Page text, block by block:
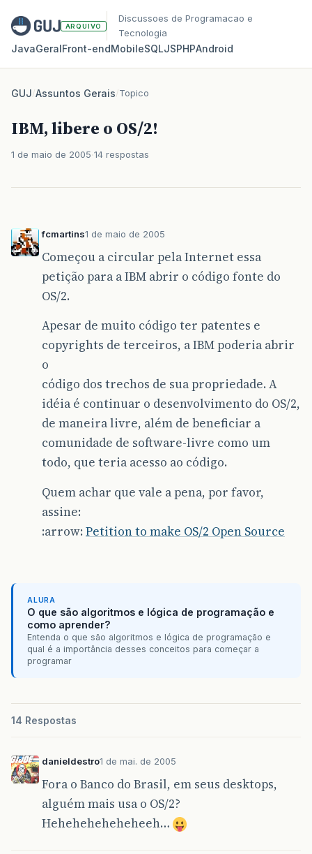
ARQUIVO
Discussoes de Programacao e
Tecnologia
JavaGeralFront‑endMobileSQLJSPHPAndroid
GUJ/Assuntos Gerais/Topico
IBM, libere o OS/2!
1 de maio de 2005 14 respostas
fcmartins1 de maio de 2005
Começou a circular pela Internet essa
petição para a IBM abrir o código fonte do
OS/2.
Apesar de muito código ter patentes e
copyrights de terceiros, a IBM poderia abrir
o
código dos trechos de sua propriedade. A
idéia é continuar o desenvolvimento do OS/2,
de maneira livre, além de beneficiar a
comunidade de software-livre como um
todo, que teria acesso ao código.
Quem achar que vale a pena, por favor,
assine:
:arrow: Petition to make OS/2 Open Source
ALURA
O que são algoritmos e lógica de programação e
como aprender?
Entenda o que são algoritmos e lógica de programação e
qual é a importância desses conceitos para começar a
programar
14 Respostas
danieldestro1 de mai. de 2005
Fora o Banco do Brasil, em seus desktops,
alguém mais usa o OS/2?
Heheheheheheheeh…